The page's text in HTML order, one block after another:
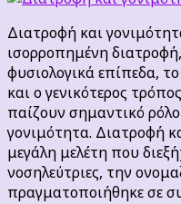
Διατροφή και
ισορροπημένη
φυσιολογικά επίπεδα,
και ο γενικότερος
παίζουν σημαντικό
γονιμότητα. Διατροφή
μεγάλη μελέτη που
νοσηλεύτριες, την
πραγματοποιήθηκε σε